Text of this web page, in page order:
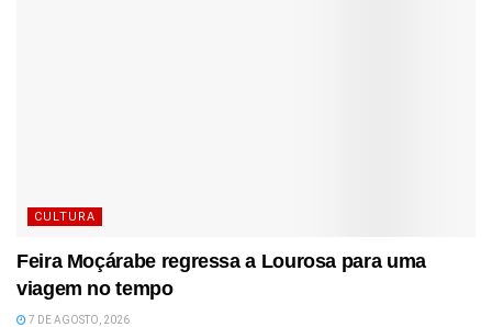
CULTURA
Feira Moçárabe regressa a Lourosa para uma
viagem no tempo
7 DE AGOSTO, 2026